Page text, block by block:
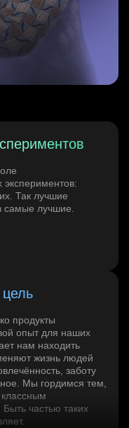
экспериментов:
Так лучшие
самые лучшие.
продукты
опыт для наших
нам находить
жизнь людей
заботу
Мы гордимся тем,
частью таких